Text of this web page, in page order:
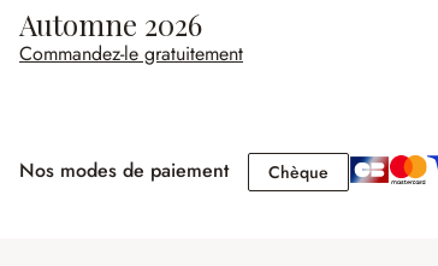
Automne 2026
Commandez-le gratuitement
Nos modes de paiement Chèque Chèque